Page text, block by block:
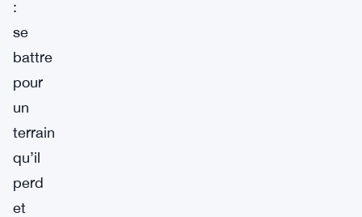
:
se
battre
pour
un
terrain
qu’il
perd
et